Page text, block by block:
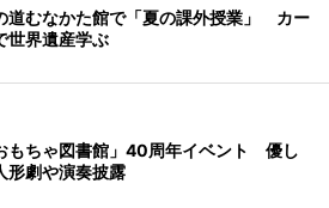
道むなかた館で「夏の課外授業」 カー
世界遺産学ぶ
もちゃ図書館」40周年イベント 優し
形劇や演奏披露